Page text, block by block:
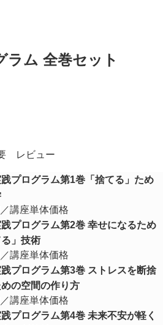
ラム 全巻セット
レビュー
プログラム第1巻「捨てる」ため
／講座単体価格
プログラム第2巻 幸せになるため
」技術
／講座単体価格
プログラム第3巻 ストレスを断捨
の空間の作り方
／講座単体価格
プログラム第4巻 未来不安が軽く